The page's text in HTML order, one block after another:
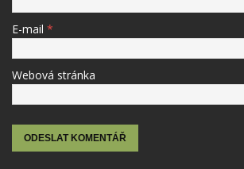
E-mail *
Webová stránka